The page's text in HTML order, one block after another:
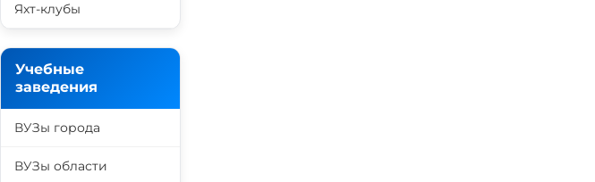
Яхт-клубы
Учебные
заведения
ВУЗы города
ВУЗы области